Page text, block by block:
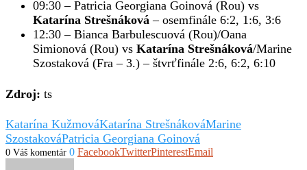
09:30 – Patricia Georgiana Goinová (Rou) vs
Katarína Strešnáková– osemfinále 6:2, 1:6, 3:6
12:30 – Bianca Barbulescuová (Rou)/Oana
Simionová (Rou) vs Katarína Strešnáková/Marine
Szostaková (Fra – 3.) – štvrťfinále 2:6, 6:2, 6:10
Zdroj: ts
Katarína KužmováKatarína StrešnákováMarine
SzostakováPatricia Georgiana Goinová
0 Váš komentár 0 FacebookTwitterPinterestEmail